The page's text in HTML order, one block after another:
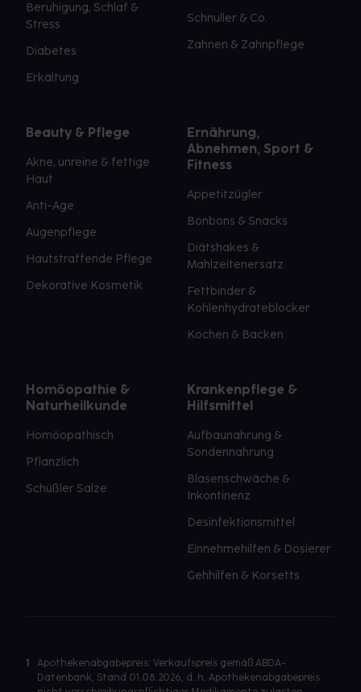
Beruhigung, Schlaf &
Stress
Diabetes
Erkältung
Schnuller & Co.
Zahnen & Zahnpflege
Beauty & Pflege
Akne, unreine & fettige
Haut
Anti-Age
Augenpflege
Hautstraffende Pflege
Dekorative Kosmetik
Ernährung,
Abnehmen, Sport &
Fitness
Appetitzügler
Bonbons & Snacks
Diätshakes &
Mahlzeitenersatz
Fettbinder &
Kohlenhydrateblocker
Kochen & Backen
Homöopathie &
Naturheilkunde
Homöopathisch
Pflanzlich
Schüßler Salze
Krankenpflege &
Hilfsmittel
Aufbaunahrung &
Sondennahrung
Blasenschwäche &
Inkontinenz
Desinfektionsmittel
Einnehmehilfen & Dosierer
Gehhilfen & Korsetts
1
Apothekenabgabepreis: Verkaufspreis gemäß ABDA-
Datenbank, Stand 01.08.2026, d. h. Apothekenabgabepreis